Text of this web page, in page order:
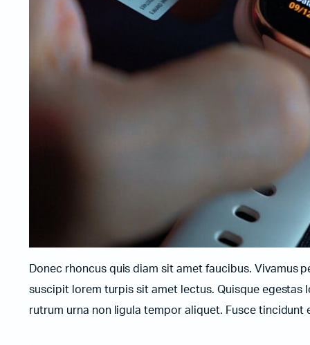
Безжични бар-код читачи
Donec rhoncus quis diam sit amet faucibus. Vivamus
suscipit lorem turpis sit amet lectus. Quisque
rutrum urna non ligula tempor aliquet. Fusce tincidunt